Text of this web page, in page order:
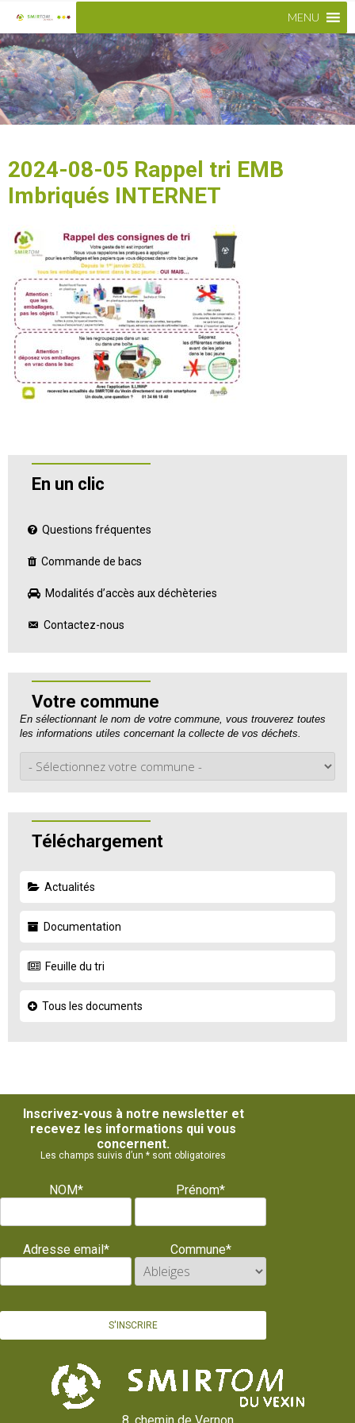
MENU
2024-08-05 Rappel tri EMB
Imbriqués INTERNET
En un clic
Questions fréquentes
Commande de bacs
Modalités d’accès aux déchèteries
Contactez-nous
Votre commune
En sélectionnant le nom de votre commune, vous trouverez toutes
les informations utiles concernant la collecte de vos déchets.
Téléchargement
Actualités
Documentation
Feuille du tri
Tous les documents
Inscrivez-vous à notre newsletter et
recevez les informations qui vous
concernent.
Les champs suivis d’un * sont obligatoires
NOM* Prénom*
Adresse email* Commune*